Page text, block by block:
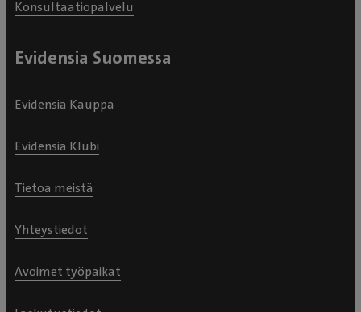
Konsultaatiopalvelu
Evidensia Suomessa
Evidensia Kauppa
Evidensia Klubi
Tietoa meistä
Yhteystiedot
Avoimet työpaikat